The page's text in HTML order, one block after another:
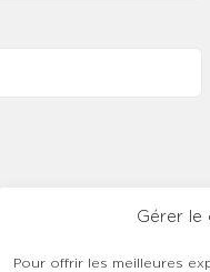
Gérer le
Pour offrir les meilleures